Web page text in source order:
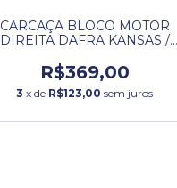
CARCAÇA BLOCO MOTOR
DIREITA DAFRA KANSAS /
R$369,00
3 x de R$123,00 sem juros